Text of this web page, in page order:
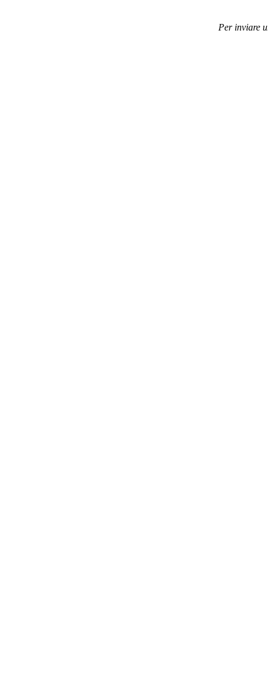
Per inviare